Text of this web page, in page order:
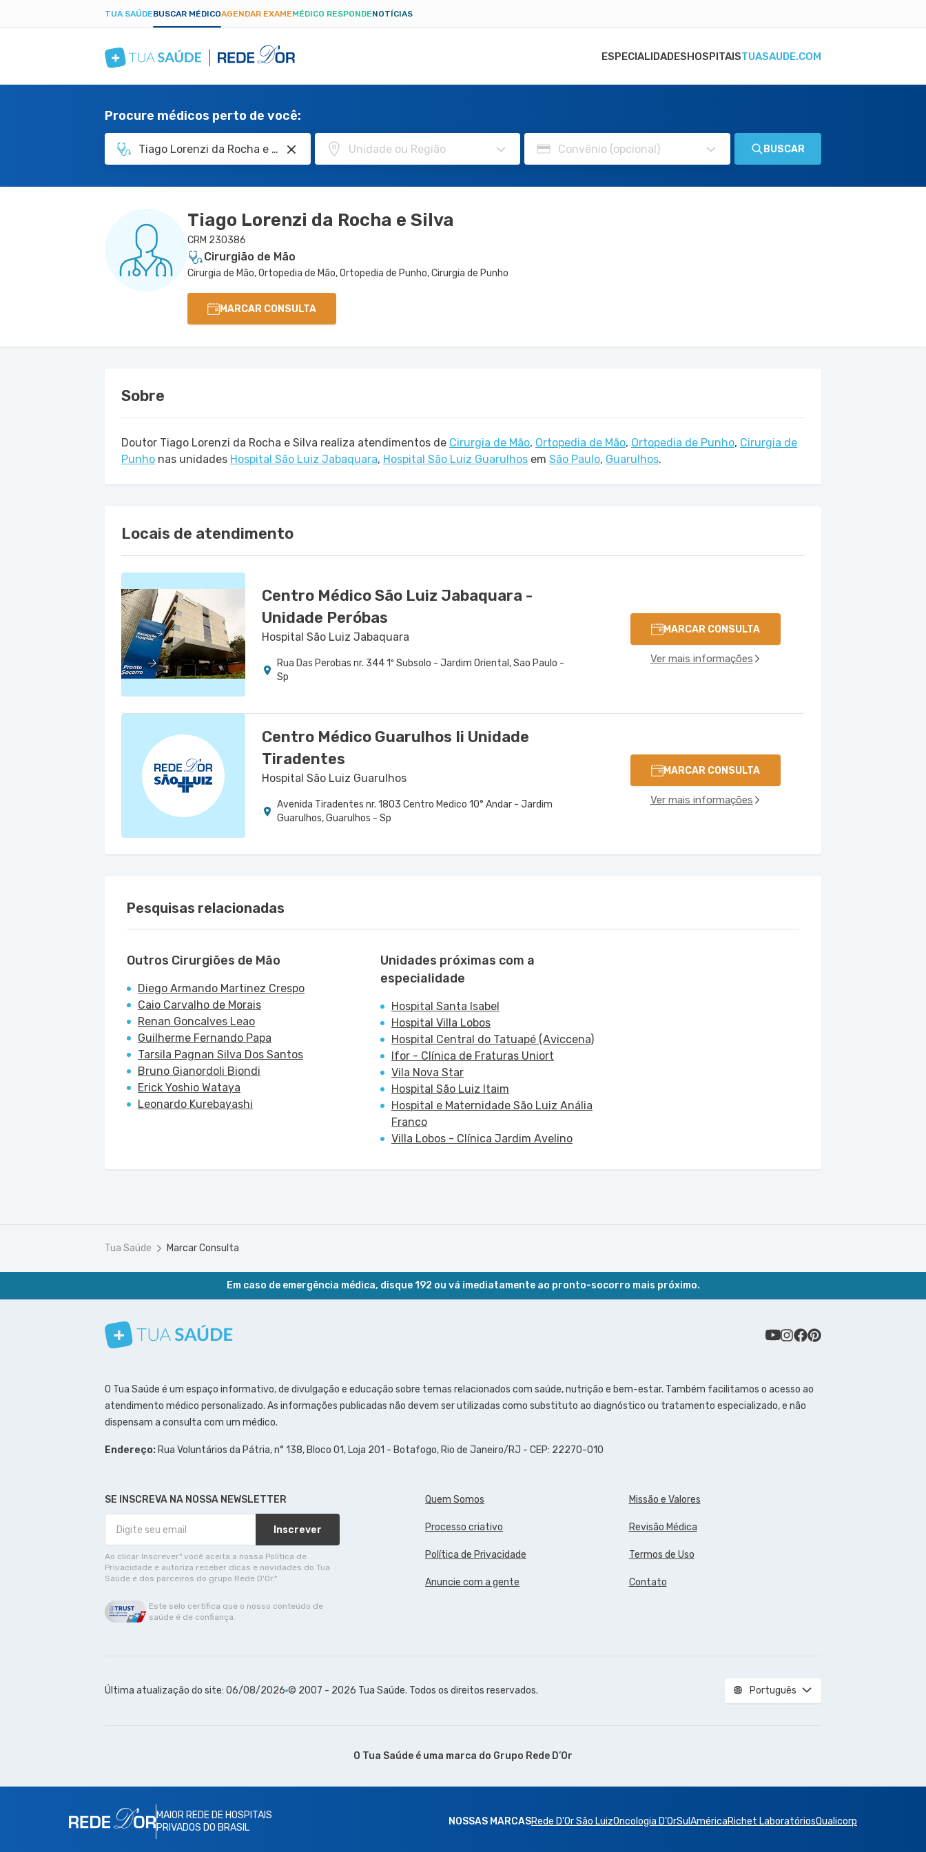
TUA SAÚDEBUSCAR MÉDICOAGENDAR EXAMEMÉDICO RESPONDENOTÍCIAS
ESPECIALIDADESHOSPITAISTUASAUDE.COM
Procure médicos perto de você:
BUSCAR
Tiago Lorenzi da Rocha e Silva
CRM 230386
Cirurgião de Mão
Cirurgia de Mão, Ortopedia de Mão, Ortopedia de Punho, Cirurgia de Punho
MARCAR CONSULTA
Sobre
Doutor Tiago Lorenzi da Rocha e Silva realiza atendimentos de Cirurgia de Mão, Ortopedia de Mão, Ortopedia de Punho, Cirurgia de
Punho nas unidades Hospital São Luiz Jabaquara, Hospital São Luiz Guarulhos em São Paulo, Guarulhos.
Locais de atendimento
Centro Médico São Luiz Jabaquara -
Unidade Peróbas
Hospital São Luiz Jabaquara
Rua Das Perobas nr. 344 1º Subsolo - Jardim Oriental, Sao Paulo -
Sp
MARCAR CONSULTA
Ver mais informações
Centro Médico Guarulhos Ii Unidade
Tiradentes
Hospital São Luiz Guarulhos
Avenida Tiradentes nr. 1803 Centro Medico 10° Andar - Jardim
Guarulhos, Guarulhos - Sp
MARCAR CONSULTA
Ver mais informações
Pesquisas relacionadas
Outros Cirurgiões de Mão
Diego Armando Martinez Crespo
Caio Carvalho de Morais
Renan Goncalves Leao
Guilherme Fernando Papa
Tarsila Pagnan Silva Dos Santos
Bruno Gianordoli Biondi
Erick Yoshio Wataya
Leonardo Kurebayashi
Unidades próximas com a
especialidade
Hospital Santa Isabel
Hospital Villa Lobos
Hospital Central do Tatuapé (Aviccena)
Ifor - Clínica de Fraturas Uniort
Vila Nova Star
Hospital São Luiz Itaim
Hospital e Maternidade São Luiz Anália
Franco
Villa Lobos - Clínica Jardim Avelino
Tua Saúde Marcar Consulta
Em caso de emergência médica, disque 192 ou vá imediatamente ao pronto-socorro mais próximo.
Conheça nosso canal
Siga a gente no Instagram
Siga a gente no Facebook
Siga a gente no Pinterest
O Tua Saúde é um espaço informativo, de divulgação e educação sobre temas relacionados com saúde, nutrição e bem-estar. Também facilitamos o acesso ao
atendimento médico personalizado. As informações publicadas não devem ser utilizadas como substituto ao diagnóstico ou tratamento especializado, e não
dispensam a consulta com um médico.
Endereço: Rua Voluntários da Pátria, n° 138, Bloco 01, Loja 201 - Botafogo, Rio de Janeiro/RJ - CEP: 22270-010
SE INSCREVA NA NOSSA NEWSLETTER
Inscrever
Ao clicar Inscrever" você aceita a nossa Política de
Privacidade e autoriza receber dicas e novidades do Tua
Saúde e dos parceiros do grupo Rede D'Or."
Quem Somos Missão e Valores
Processo criativo Revisão Médica
Política de Privacidade Termos de Uso
Anuncie com a gente Contato
Este selo certifica que o nosso conteúdo de
saúde é de confiança.
Última atualização do site: 06/08/2026 © 2007 - 2026 Tua Saúde. Todos os direitos reservados. Português
O Tua Saúde é uma marca do Grupo Rede D’Or
MAIOR REDE DE HOSPITAIS
PRIVADOS DO BRASIL
NOSSAS MARCASRede D'Or São LuizOncologia D’OrSulAméricaRichet LaboratóriosQualicorp